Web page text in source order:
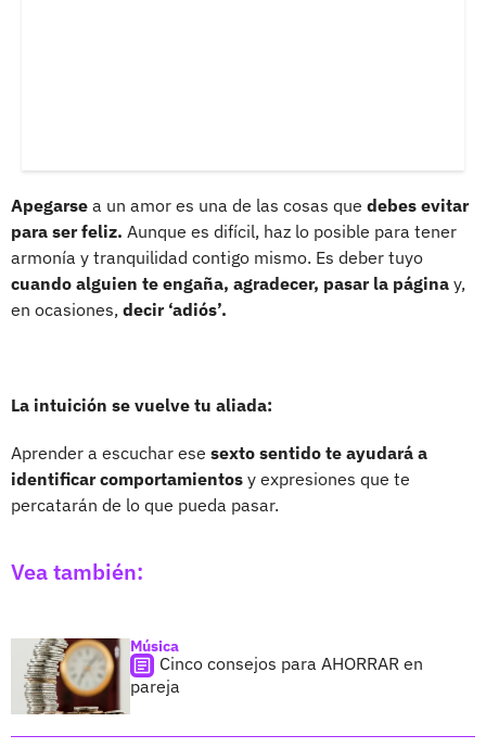
Apegarse a un amor es una de las cosas que debes evitar
para ser feliz. Aunque es difícil, haz lo posible para tener
armonía y tranquilidad contigo mismo. Es deber tuyo
cuando alguien te engaña, agradecer, pasar la página y,
en ocasiones, decir ‘adiós’.
La intuición se vuelve tu aliada:
Aprender a escuchar ese sexto sentido te ayudará a
identificar comportamientos y expresiones que te
percatarán de lo que pueda pasar.
Vea también:
Música
Cinco consejos para AHORRAR en
pareja